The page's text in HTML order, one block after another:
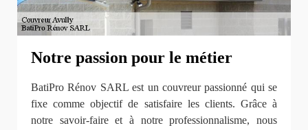
Notre passion pour le métier
BatiPro Rénov SARL est un couvreur passionné qui se
fixe comme objectif de satisfaire les clients. Grâce à
notre savoir-faire et à notre professionnalisme, nous